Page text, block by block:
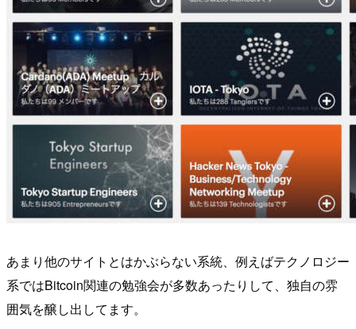
あまり他のサイトとはかぶらない系統、例えばテクノロジー
系ではBitcoin関連の勉強会が多数あったりして、独自の雰
囲気を醸し出してます。